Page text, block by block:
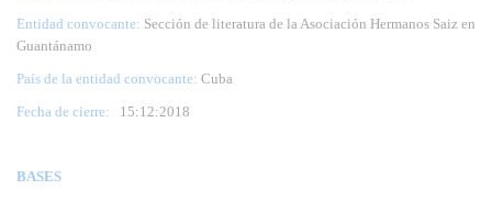
Entidad convocante: Sección de literatura de la Asociación Hermanos Saiz en
Guantánamo
País de la entidad convocante: Cuba
Fecha de cierre: 15:12:2018
BASES